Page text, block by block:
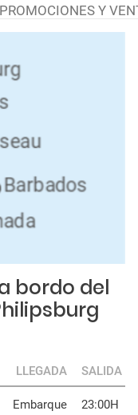
PROMOCIONES Y
bordo del
LLEGADA SALIDA
Embarque 23:00H